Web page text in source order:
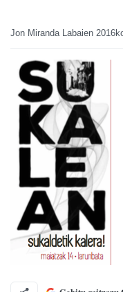
Jon Miranda Labaien